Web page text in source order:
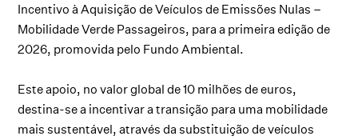
Incentivo à Aquisição de Veículos de Emissões Nulas –
Mobilidade Verde Passageiros, para a primeira edição de
2026, promovida pelo Fundo Ambiental.
Este apoio, no valor global de 10 milhões de euros,
destina-se a incentivar a transição para uma mobilidade
mais sustentável, através da substituição de veículos